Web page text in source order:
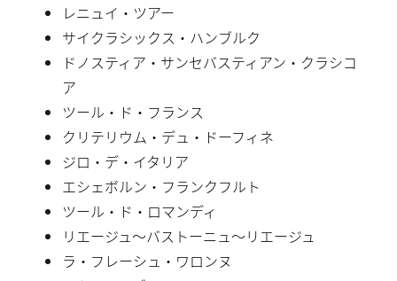
レニュイ・ツアー
サイクラシックス・ハンブルク
ドノスティア・サンセバスティアン・クラシコ
ア
ツール・ド・フランス
クリテリウム・デュ・ドーフィネ
ジロ・デ・イタリア
エシェボルン・フランクフルト
ツール・ド・ロマンディ
リエージュ〜バストーニュ〜リエージュ
ラ・フレーシュ・ワロンヌ